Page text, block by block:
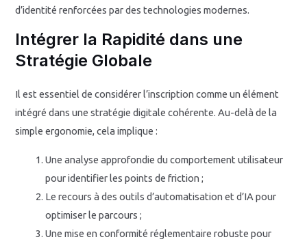
d’identité renforcées par des technologies modernes.
Intégrer la Rapidité dans une
Stratégie Globale
Il est essentiel de considérer l’inscription comme un élément
intégré dans une stratégie digitale cohérente. Au-delà de la
simple ergonomie, cela implique :
Une analyse approfondie du comportement utilisateur
pour identifier les points de friction ;
Le recours à des outils d’automatisation et d’IA pour
optimiser le parcours ;
Une mise en conformité réglementaire robuste pour